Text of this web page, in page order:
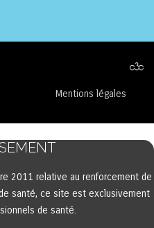
Mentions légales
2011 relative au renforcement de
santé, ce site est exclusivement
de santé.